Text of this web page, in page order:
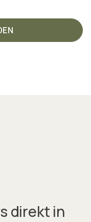
direkt in